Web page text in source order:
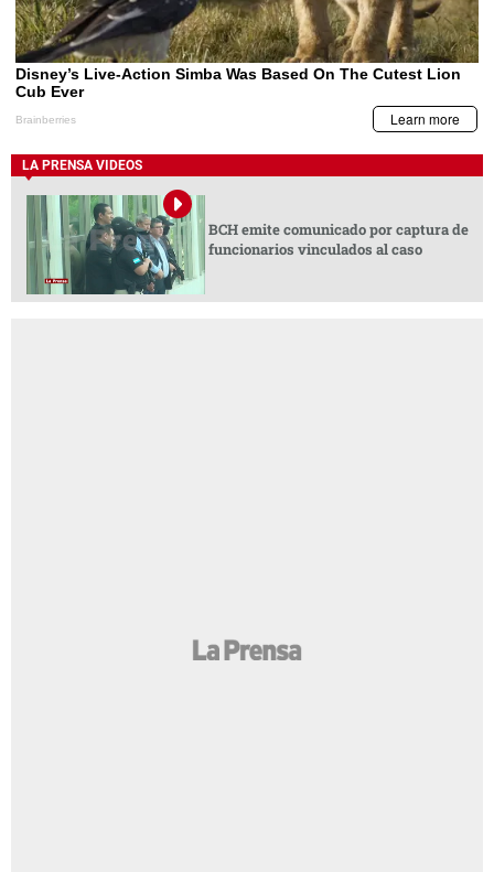
LA PRENSA VIDEOS
BCH emite comunicado por captura de
funcionarios vinculados al caso